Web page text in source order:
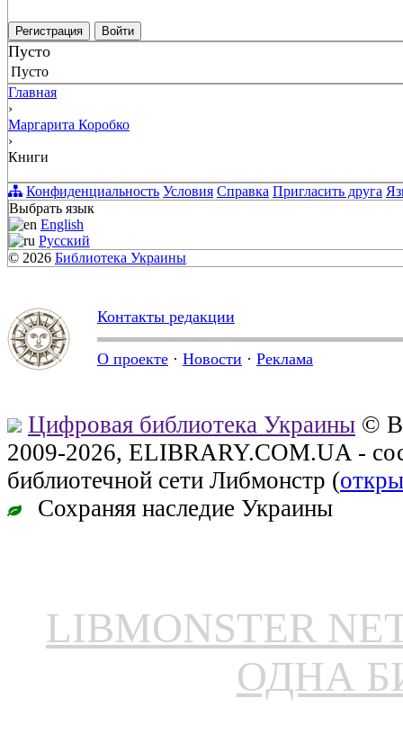
Регистрация Войти
Пусто
Пусто
Главная
›
Маргарита Коробко
›
Книги
Конфиденциальность Условия Справка Пригласить друга
Выбрать язык
English
Русский
© 2026 Библиотека Украины
Контакты редакции
О проекте · Новости · Реклама
Цифровая библиотека Украины ©
2009-2026, ELIBRARY.COM.UA -
библиотечной сети Либмонстр (
Сохраняя наследие Украины
LIBMONSTER
ОДНА